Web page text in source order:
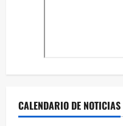
CALENDARIO DE NOTICIAS